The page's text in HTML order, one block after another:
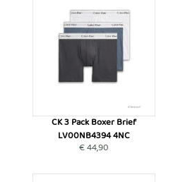
CK 3 Pack Boxer Brief
LV00NB4394 4NC
€ 44,90